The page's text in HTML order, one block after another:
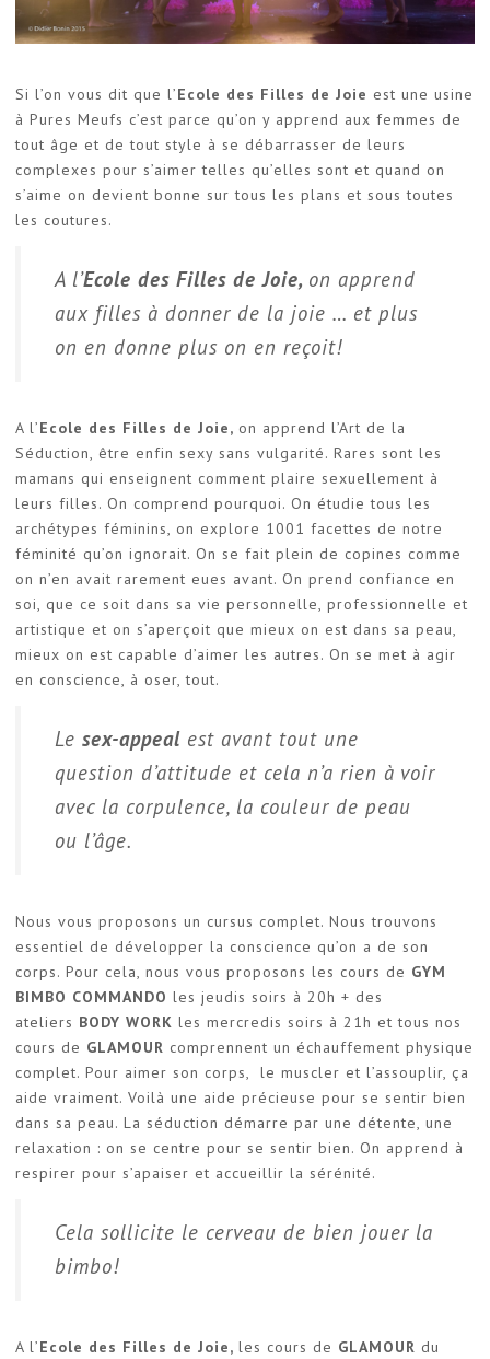
Si l’on vous dit que l’Ecole des Filles de Joie est une usine
à Pures Meufs c’est parce qu’on y apprend aux femmes de
tout âge et de tout style à se débarrasser de leurs
complexes pour s’aimer telles qu’elles sont et quand on
s’aime on devient bonne sur tous les plans et sous toutes
les coutures.
A l’Ecole des Filles de Joie, on apprend
aux filles à donner de la joie … et plus
on en donne plus on en reçoit!
A l’Ecole des Filles de Joie, on apprend l’Art de la
Séduction, être enfin sexy sans vulgarité. Rares sont les
mamans qui enseignent comment plaire sexuellement à
leurs filles. On comprend pourquoi. On étudie tous les
archétypes féminins, on explore 1001 facettes de notre
féminité qu’on ignorait. On se fait plein de copines comme
on n’en avait rarement eues avant. On prend confiance en
soi, que ce soit dans sa vie personnelle, professionnelle et
artistique et on s’aperçoit que mieux on est dans sa peau,
mieux on est capable d’aimer les autres. On se met à agir
en conscience, à oser, tout.
Le sex-appeal est avant tout une
question d’attitude et cela n’a rien à voir
avec la corpulence, la couleur de peau
ou l’âge.
Nous vous proposons un cursus complet. Nous trouvons
essentiel de développer la conscience qu’on a de son
corps. Pour cela, nous vous proposons les cours de GYM
BIMBO COMMANDO les jeudis soirs à 20h + des
ateliers BODY WORK les mercredis soirs à 21h et tous nos
cours de GLAMOUR comprennent un échauffement physique
complet. Pour aimer son corps, le muscler et l’assouplir, ça
aide vraiment. Voilà une aide précieuse pour se sentir bien
dans sa peau. La séduction démarre par une détente, une
relaxation : on se centre pour se sentir bien. On apprend à
respirer pour s’apaiser et accueillir la sérénité.
Cela sollicite le cerveau de bien jouer la
bimbo!
A l’Ecole des Filles de Joie, les cours de GLAMOUR du